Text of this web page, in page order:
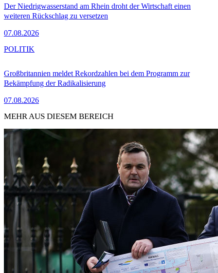
Der Niedrigwasserstand am Rhein droht der Wirtschaft einen
weiteren Rückschlag zu versetzen
07.08.2026
Großbritannien meldet Rekordzahlen bei dem Programm zur
Bekämpfung der Radikalisierung
07.08.2026
POLITIK
MEHR AUS DIESEM BEREICH